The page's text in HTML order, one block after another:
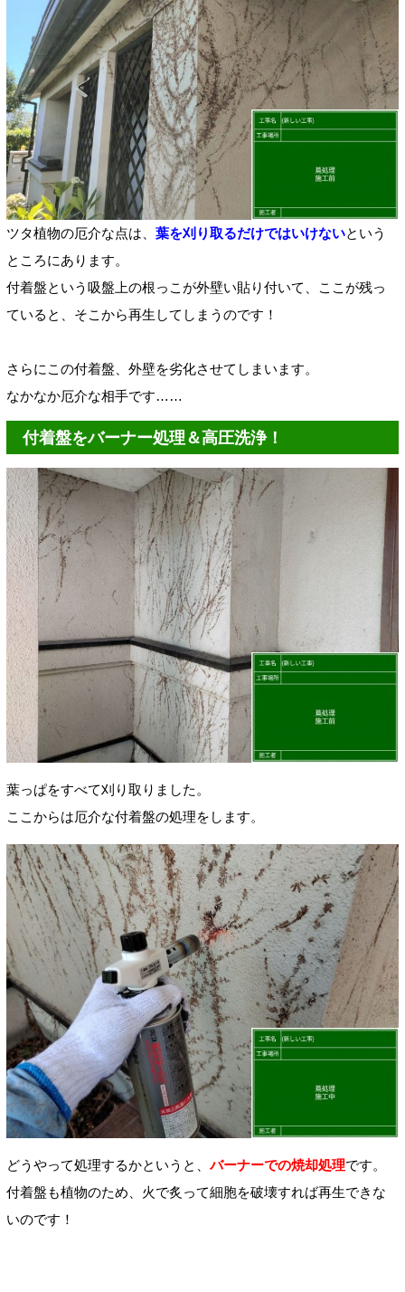
ツタ植物の厄介な点は、 葉を刈り取るだけではいけないという
ところにあります。
付着盤という吸盤上の根っこが外壁い貼り付いて、ここが残っ
ていると、そこから再生してしまうのです！
さらにこの付着盤、外壁を劣化させてしまいます。
なかなか厄介な相手です……
付着盤をバーナー処理＆高圧洗浄！
葉っぱをすべて刈り取りました。
ここからは厄介な付着盤の処理をします。
どうやって処理するかというと、バーナーでの焼却処理です。
付着盤も植物のため、火で炙って細胞を破壊すれば再生できな
いのです！